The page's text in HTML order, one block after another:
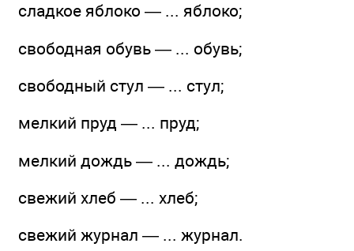
сладкое яблоко — ... яблоко;
свободная обувь — ... обувь;
свободный стул — ... стул;
мелкий пруд — ... пруд;
мелкий дождь — ... дождь;
свежий хлеб — ... хлеб;
свежий журнал — ... журнал.